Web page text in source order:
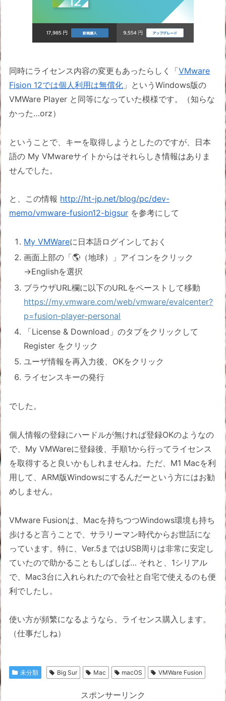
同時にライセンス内容の変更もあったらしく「VMware
Fision 12では個人利用は無償化 」というWindows版の
VMWare Player と同等になっていた模様です。（知らな
かった…orz）
ということで、キーを取得しようとしたのですが、日本
語の My VMwareサイトからはそれらしき情報はありま
せんでした。
と、この情報 http://ht-jp.net/blog/pc/dev-
memo/vmware-fusion12-bigsur を参考にして
My VMWareに日本語ログインしておく
画面上部の「🌎（地球）」アイコンをクリック
→Englishを選択
ブラウザURL欄に以下のURLをペーストして移動
https://my.vmware.com/web/vmware/evalcenter?
p=fusion-player-personal
「License & Download」のタブをクリックして
Register をクリック
ユーザ情報を再入力後、OKをクリック
ライセンスキーの発行
でした。
個人情報の登録にハードルが無ければ登録OKのようなの
で、My VMWareに登録後、手順1から行ってライセンス
を取得すると良いかもしれませんね。ただ、M1 Macを利
用して、ARM版Windowsにするんだーという方にはお勧
めしません。
VMware Fusionは、Macを持ちつつWindows環境も持ち
歩けると言うことで、サラリーマン時代からお世話にな
っています。特に、Ver.5まではUSB周りは非常に安定し
ていたので助かることもしばしば… それと、1シリアル
で、Mac3台に入れられたので会社と自宅で使えるのも便
利でしたし。
使い方が頻繁になるようなら、ライセンス購入します。
（仕事だしね）
未分類 Big Sur Mac macOS VMWare Fusion
スポンサーリンク